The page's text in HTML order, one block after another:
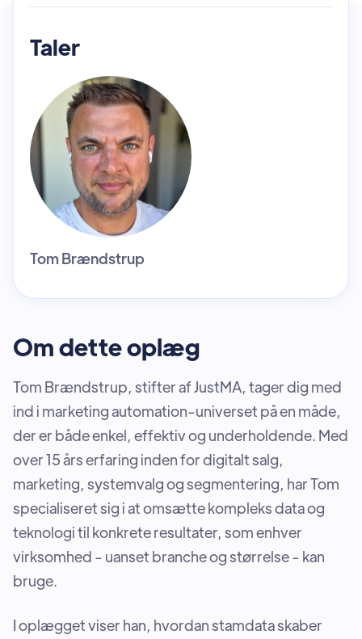
Taler
Tom Brændstrup
Om dette oplæg
Tom Brændstrup, stifter af JustMA, tager dig med
ind i marketing automation-universet på en måde,
der er både enkel, effektiv og underholdende. Med
over 15 års erfaring inden for digitalt salg,
marketing, systemvalg og segmentering, har Tom
specialiseret sig i at omsætte kompleks data og
teknologi til konkrete resultater, som enhver
virksomhed - uanset branche og størrelse - kan
bruge.
I oplægget viser han, hvordan stamdata skaber